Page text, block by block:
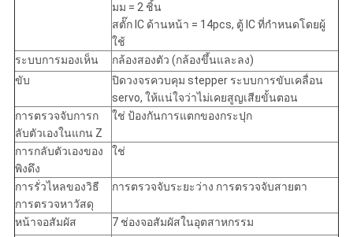
มม = 2 ชิ้น
สตั๊ก IC ด้านหน้า = 14pcs, ตู้ IC ที่กําหนดโดยผู้
ใช้
ระบบการมองเห็น
กล้องสองตัว (กล้องขึ้นและลง)
ขับ
ปิดวงจรควบคุม stepper ระบบการขับเคลื่อน
servo, ให้แน่ใจว่าไม่เคยสูญเสียขั้นตอน
การตรวจจับการก
ลับตัวเองในแกน Z
ใช่ ป้องกันการแตกของกระปุก
การกลับตัวเองของ
พิงดึง
ใช่
การรั่วไหลของวิธี
การตรวจหาวัสดุ
การตรวจจับระยะว่าง การตรวจจับสายตา
หน้าจอสัมผัส
7 ช่องจอสัมผัสในอุตสาหกรรม